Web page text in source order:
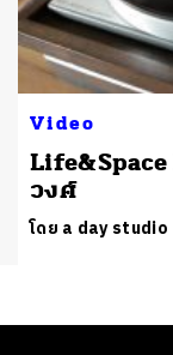
Video
วงศ์
โดย a day studio